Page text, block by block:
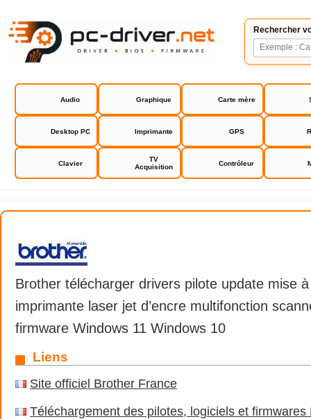
Rechercher
Audio Graphique Carte mère
Desktop PC Imprimante GPS
Clavier
TV
Acquisition
Contrôleur
Brother
Brother télécharger drivers pilote update mise
imprimante laser jet d’encre multifonction
firmware Windows 11 Windows 10
Liens
Site officiel Brother France
Téléchargement des pilotes, logiciels et firmwares